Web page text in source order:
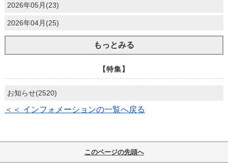
2026年05月(23)
2026年04月(25)
もっとみる
【特集】
お知らせ(2520)
＜＜ インフォメーションの一覧へ戻る
このページの先頭へ